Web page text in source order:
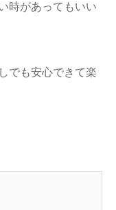
時があってもいい
でも安心できて楽